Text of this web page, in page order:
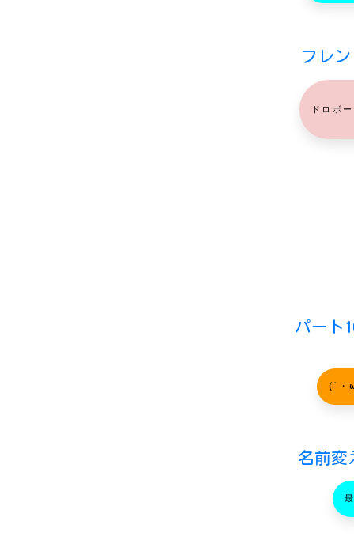
フレ
ドロボ
パート
(´
名前